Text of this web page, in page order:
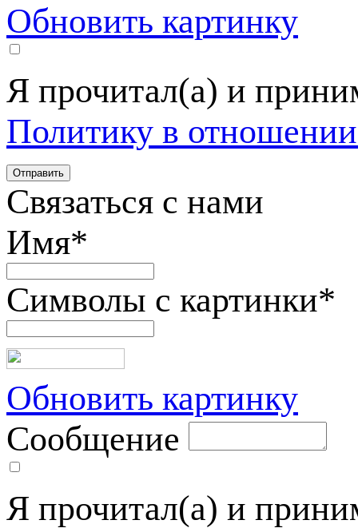
Обновить картинку
Я прочитал(а) и
Политику в
Связаться с нами
Имя*
Символы с картинки*
Обновить картинку
Сообщение
Я прочитал(а) и